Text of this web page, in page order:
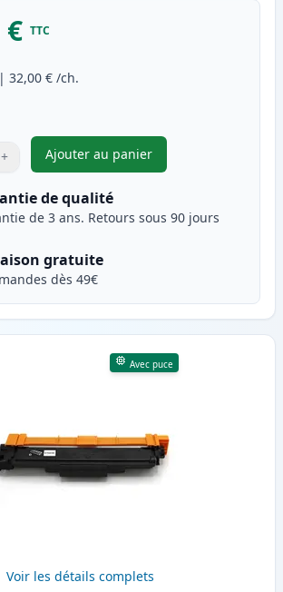
€ TTC
| 32,00 € /ch.
pour ajuster
+ Ajouter au panier
,Pack de 4 Brother TN247
de qualité
de 3 ans. Retours sous 90 jours
gratuite
dès 49€
Avec puce
Voir les détails complets